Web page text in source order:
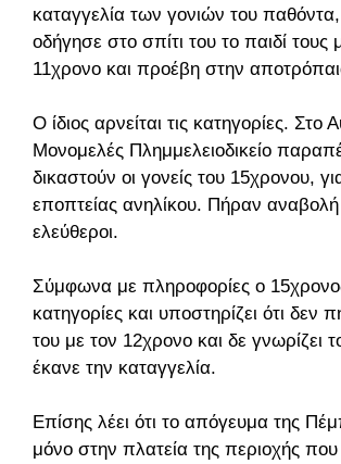
καταγγελία των γονιών του
οδήγησε στο σπίτι του το παιδί τους
11χρονο και προέβη στην
Ο ίδιος αρνείται τις κατηγορίες. Στο
Μονομελές Πλημμελειοδικείο
δικαστούν οι γονείς του 15χρονου,
εποπτείας ανηλίκου. Πήραν
ελεύθεροι.
Σύμφωνα με πληροφορίες ο 15χρονος
κατηγορίες και υποστηρίζει ότι δεν
του με τον 12χρονο και δε γνωρίζει
έκανε την καταγγελία.
Επίσης λέει ότι το απόγευμα της
μόνο στην πλατεία της περιοχής